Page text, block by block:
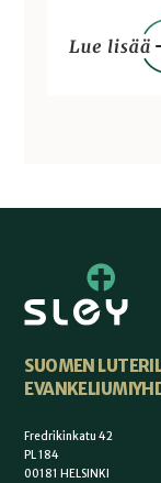
SUOMEN
Fredrikinkatu 42
PL 184
00181 HELSINKI